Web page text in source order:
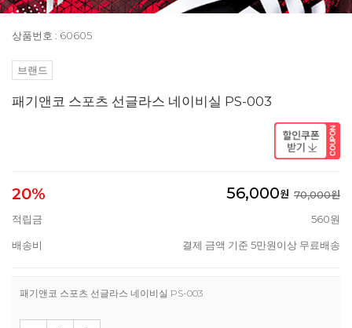
상품번호 : 60605
브랜드
패기앤코 스포츠 선글라스 네이비실 PS-003
20% 56,000원 70,000원
적립금
560원
배송비 결제 금액 기준 5만원이상 무료배송
패기앤코 스포츠 선글라스 네이비실 PS-003